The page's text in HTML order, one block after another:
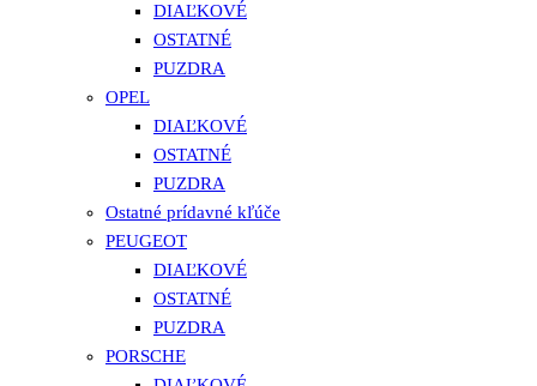
DIAĽKOVÉ
OSTATNÉ
PUZDRA
OPEL
DIAĽKOVÉ
OSTATNÉ
PUZDRA
Ostatné prídavné kľúče
PEUGEOT
DIAĽKOVÉ
OSTATNÉ
PUZDRA
PORSCHE